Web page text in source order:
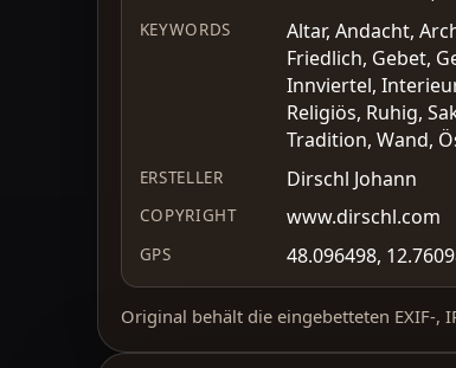
KEYWORDS
Altar, Andacht,
Friedlich, Gebet,
Innviertel,
Religiös, Ruhig,
Tradition, Wand,
ERSTELLER Dirschl Johann
COPYRIGHT www.dirschl.com
GPS 48.096498,
Original behält die eingebetteten EXIF-,